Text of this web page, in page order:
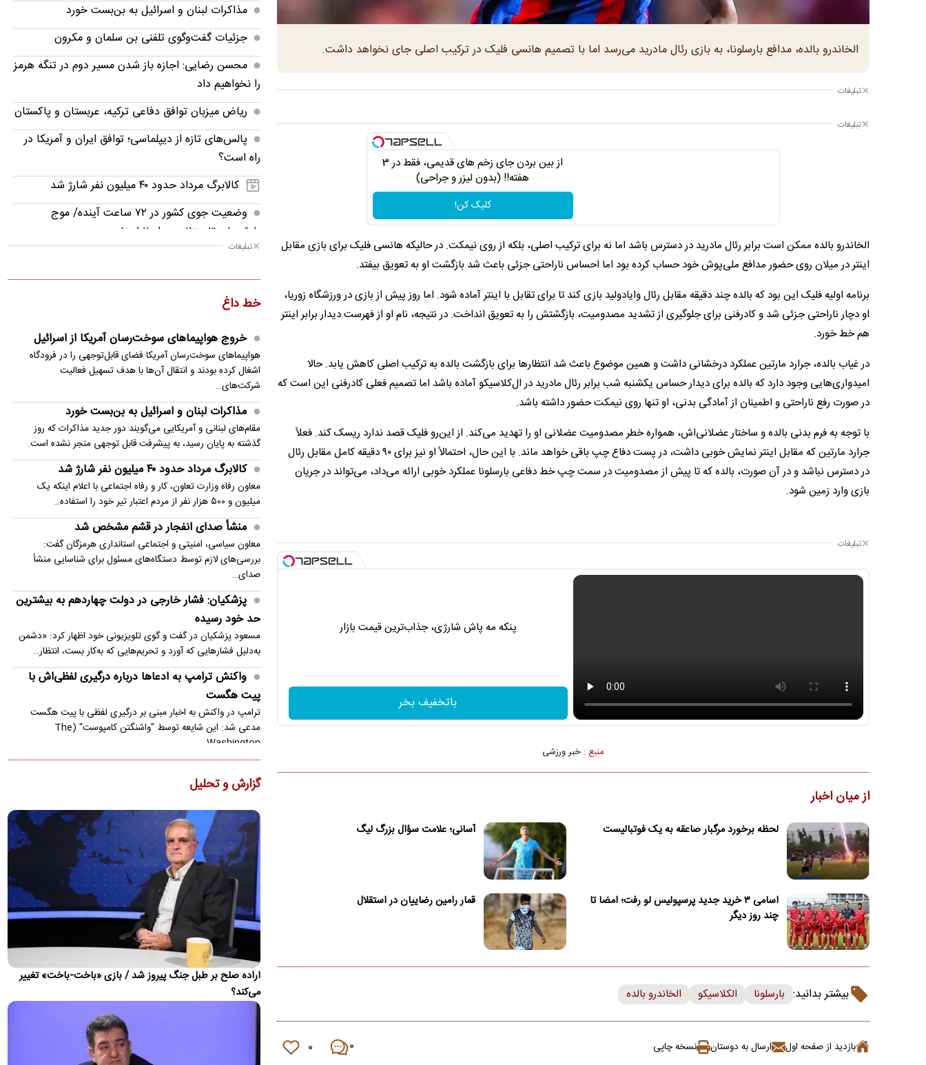
الخاندرو بالده، مدافع بارسلونا، به بازی رئال مادرید می‌رسد اما با تصمیم هانسی فلیک در ترکیب اصلی جای نخواهد داشت.
تبلیغات
تبلیغات
از بین بردن جای زخم های قدیمی، فقط در 3
هفته!! (بدون لیزر و جراحی)
کلیک کن!
الخاندرو بالده ممکن است برابر رئال مادرید در دسترس باشد اما نه برای ترکیب اصلی، بلکه از روی نیمکت. در حالیکه هانسی فلیک برای بازی مقابل
اینتر در میلان روی حضور مدافع ملی‌پوش خود حساب کرده بود اما احساس ناراحتی جزئی باعث شد بازگشت او به تعویق بیفتد.
برنامه اولیه فلیک این بود که بالده چند دقیقه مقابل رئال وایادولید بازی کند تا برای تقابل با اینتر آماده شود. اما روز پیش از بازی در ورزشگاه زوریا،
او دچار ناراحتی جزئی شد و کادرفنی برای جلوگیری از تشدید مصدومیت، بازگشتش را به تعویق انداخت. در نتیجه، نام او از فهرست دیدار برابر اینتر
هم خط خورد.
در غیاب بالده، جرارد مارتین عملکرد درخشانی داشت و همین موضوع باعث شد انتظارها برای بازگشت بالده به ترکیب اصلی کاهش یابد. حالا
امیدواری‌هایی وجود دارد که بالده برای دیدار حساس یکشنبه شب برابر رئال مادرید در ال‌کلاسیکو آماده باشد اما تصمیم فعلی کادرفنی این است که
در صورت رفع ناراحتی و اطمینان از آمادگی بدنی، او تنها روی نیمکت حضور داشته باشد.
با توجه به فرم بدنی بالده و ساختار عضلانی‌اش، همواره خطر مصدومیت عضلانی او را تهدید می‌کند. از این‌رو فلیک قصد ندارد ریسک کند. فعلاً
جرارد مارتین که مقابل اینتر نمایش خوبی داشت، در پست دفاع چپ باقی خواهد ماند. با این حال، احتمالاً او نیز برای ۹۰ دقیقه کامل مقابل رئال
در دسترس نباشد و در آن صورت، بالده که تا پیش از مصدومیت در سمت چپ خط دفاعی بارسلونا عملکرد خوبی ارائه می‌داد، می‌تواند در جریان
بازی وارد زمین شود.
تبلیغات
پنکه مه پاش شارژی، جذاب‌ترین قیمت بازار
باتخفیف بخر
منبع : خبر ورزشی
از میان اخبار
لحظه برخورد مرگبار صاعقه به یک فوتبالیست آسانی؛ علامت سؤال بزرگ لیگ
اسامی ۳ خرید جدید پرسپولیس لو رفت؛ امضا تا
چند روز دیگر
قمار رامین رضاییان در استقلال
بیشتر بدانید: بارسلونا الکلاسیکو الخاندرو بالده
بازدید از صفحه اول ارسال به دوستان نسخه چاپی ۰ ۰
مذاکرات لبنان و اسرائیل به بن‌بست خورد
جزئیات گفت‌وگوی تلفنی بن سلمان و مکرون
محسن رضایی: اجازه باز شدن مسیر دوم در تنگه هرمز
را نخواهیم داد
ریاض میزبان توافق دفاعی ترکیه، عربستان و پاکستان
پالس‌های تازه از دیپلماسی؛ توافق ایران و آمریکا در
راه است؟
کالابرگ مرداد حدود ۴۰‌ میلیون نفر شارژ شد
وضعیت جوی کشور در ۷۲ ساعت آینده/ موج
بارش‌های تابستانه در راه ۱۱ استان
خشمگین است
گفت‌وگوی تلفنی ترامپ و بن‌سلمان درباره مسائل
مربوط به ایران
اردوغان به عربستان می رود
پاسخ قالیباف به ترامپ: این دیپلماسی نمایشی،
شکست خورده است
تبلیغات
خط داغ
خروج هواپیماهای سوخت‌رسان آمریکا از اسرائیل
هواپیماهای سوخت‌رسان آمریکا فضای قابل‌توجهی را در فرودگاه
اشغال کرده بودند و انتقال آن‌ها با هدف تسهیل فعالیت
شرکت‌های…
مذاکرات لبنان و اسرائیل به بن‌بست خورد
مقام‌های لبنانی و آمریکایی می‌گویند دور جدید مذاکرات که روز
گذشته به پایان رسید، به پیشرفت قابل توجهی منجر نشده است.
کالابرگ مرداد حدود ۴۰‌ میلیون نفر شارژ شد
معاون رفاه وزارت تعاون، کار و رفاه اجتماعی با اعلام اینکه یک
میلیون و ۵۰۰ هزار نفر از مردم اعتبار تیر خود را استفاده…
منشأ صدای انفجار در قشم مشخص شد
معاون سیاسی، امنیتی و اجتماعی استانداری هرمزگان گفت:
بررسی‌های لازم توسط دستگاه‌های مسئول برای شناسایی منشأ
صدای…
پزشکیان: فشار خارجی در دولت چهاردهم به بیشترین
حد خود رسیده
مسعود پزشکیان در گفت و گوی تلویزیونی خود اظهار کرد: «دشمن
به‌دلیل فشارهایی که آورد و تحریم‌هایی که به‌کار بست، انتظار…
واکنش ترامپ به ادعاها درباره درگیری لفظی‌اش با
پیت هگست
ترامپ در واکنش به اخبار مبنی بر درگیری لفظی با پیت هگست
مدعی شد: این شایعه توسط "واشنگتن کامپوست" (The
Washington…
واکنش محمدباقر خرازی به بیانیه دفتر رهبری
محمدباقر خرازی به بیانیه تکذیبیه دفتر رهبری واکنش نشان داد.
جزئیات متن اولیۀ طرح راهبردی مدیریت تنگه هرمز
منتشر شد
عضو هیئت‌رئیسه مجلس گفت: متن اولیۀ طرح «اقدام راهبردی
تأمین امنیت و پیشرفت پایدار تنگۀ هرمز و خلیج‌فارس» در
کمیسیون…
پزشکیان: ۴۷ سال است می‌خواهیم درست کار کنیم،
می‌گویند الان وقتش نیست!
می‌گویند الان وقتش نیست! ایران خودرو را واگذار کردیم و به
ضرغامی: تغییر ریل، عین بصیرت است/ فرصت
گزارش و تحلیل
اراده صلح بر طبل جنگ پیروز شد / بازی «باخت-باخت» تغییر
می‌کند؟